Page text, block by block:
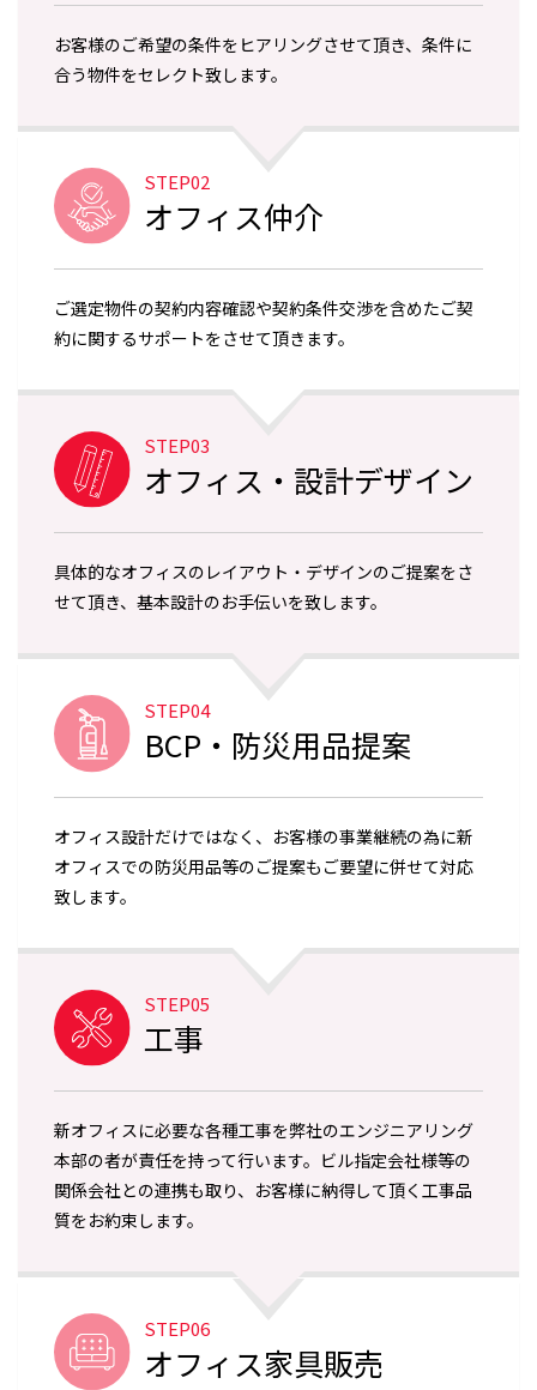
お客様のご希望の条件をヒアリングさせて頂き、条件に
合う物件をセレクト致します。
STEP02
オフィス仲介
ご選定物件の契約内容確認や契約条件交渉を含めたご契
約に関するサポートをさせて頂きます。
STEP03
オフィス・設計デザイン
具体的なオフィスのレイアウト・デザインのご提案をさ
せて頂き、基本設計のお手伝いを致します。
STEP04
BCP・防災用品提案
オフィス設計だけではなく、お客様の事業継続の為に新
オフィスでの防災用品等のご提案もご要望に併せて対応
致します。
STEP05
工事
新オフィスに必要な各種工事を弊社のエンジニアリング
本部の者が責任を持って行います。ビル指定会社様等の
関係会社との連携も取り、お客様に納得して頂く工事品
質をお約束します。
STEP06
オフィス家具販売